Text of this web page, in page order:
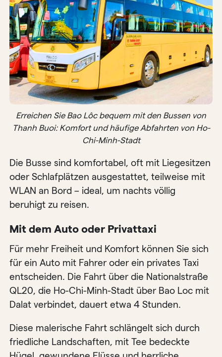
Erreichen Sie Bao Lôc bequem mit den Bussen von
Thanh Buoi: Komfort und häufige Abfahrten von Ho-
Chi-Minh-Stadt
Die Busse sind komfortabel, oft mit Liegesitzen
oder Schlafplätzen ausgestattet, teilweise mit
WLAN an Bord – ideal, um nachts völlig
beruhigt zu reisen.
Mit dem Auto oder Privattaxi
Für mehr Freiheit und Komfort können Sie sich
für ein Auto mit Fahrer oder ein privates Taxi
entscheiden. Die Fahrt über die Nationalstraße
QL20, die Ho-Chi-Minh-Stadt über Bao Loc mit
Dalat verbindet, dauert etwa 4 Stunden.
Diese malerische Fahrt schlängelt sich durch
friedliche Landschaften, mit Tee bedeckte